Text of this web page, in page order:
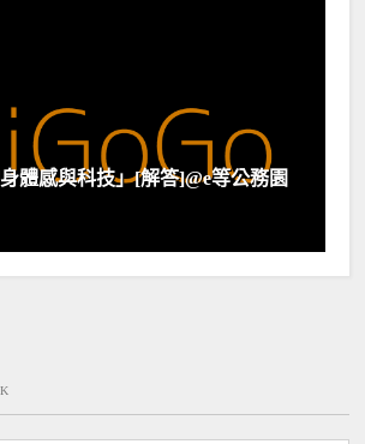
身體感與科技」[解答]@e等公務園